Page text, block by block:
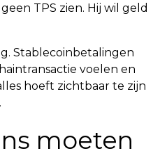
TPS zien. Hij wil geld
Stablecoinbetalingen
voelen en
hoeft zichtbaar te zijn
moeten